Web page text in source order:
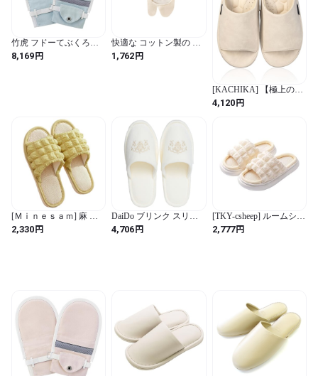
竹虎 フドーてぶくろ
No.3 ブルー Lサイズ 2枚
入
8,169円
快適な コットン製の 見
えない 足袋 ソックス 薄
手の ローカット 滑り止
1,762円
[KACHIKA] 【極上のギ
ャップ】ハニカムクッシ
ョン 草履 スリッパ サン
ズ 見た目は上質、履け
ば感動 衝撃吸収 蒸れに
くい 滑りにくい 軽量 来
客用 おしゃれ ギフト
25.0～25.5cm
4,120円
[Ｍｉｎｅｓａｍ] 麻 ス
リッパ レディース ルー
ムシューズ すりっぱ 室
2,330円
DaiDo ブリンク スリッ
パ アイボリー 約23.5～
25cm (アイボリー /
4,706円
[TKY-csheep] ルームシュ
ーズ スリッパ レディー
ス 秋用 夏用 ルームスリ
(ベージュ, 24.0 cm)
2,777円